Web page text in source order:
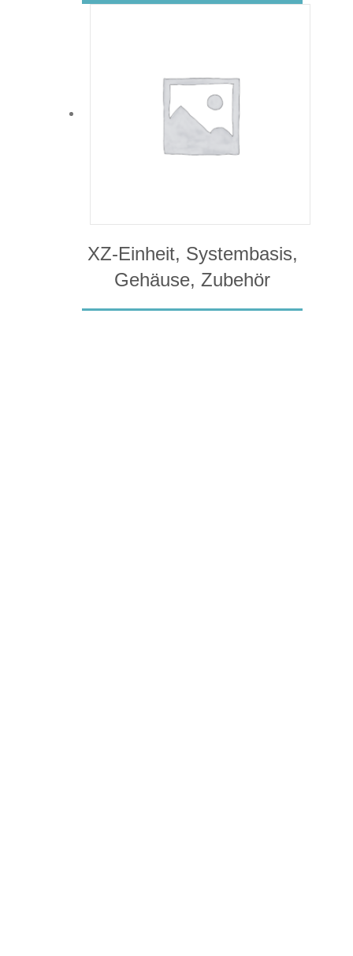
XZ-Einheit, Systembasis,
Gehäuse, Zubehör